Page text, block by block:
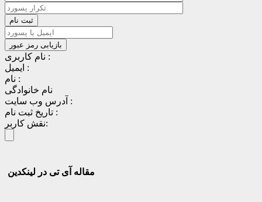
نام کاربری :
ایمیل :
نام :
نام خانوادگی
آدرس وب سایت :
تاریخ ثبت نام :
نقش کاربر:
مقاله آی تی در لینکدین